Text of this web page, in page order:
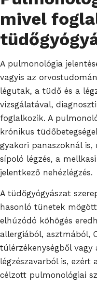
mivel
A pulmonológia
vagyis az
légutak, a tüdő és a
vizsgálatával,
foglalkozik. A
krónikus
gyakori panaszoknál
sípoló légzés, a
jelentkező nehézlégzés.
A tüdőgyógyászat
hasonló tünetek
elhúzódó köhögés
allergiából, asztmából,
túlérzékenységből vagy
légzészavarból is, ezért
célzott pulmonológiai